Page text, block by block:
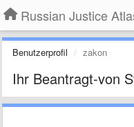
Russian Justice
Benutzerprofil zakon
Ihr Beantragt-von